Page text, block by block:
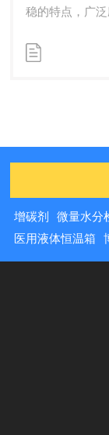
稳的特点，广
化、结垢、腐
（每日/每次实
备电源，自然
损，同时防止
增碳剂 微量水分
医用液体恒温箱